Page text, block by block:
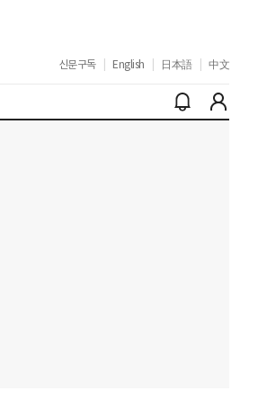
신문구독 English 日本語 中文